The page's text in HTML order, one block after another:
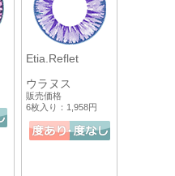
Etia.Reflet
ウラヌス
販売価格
6枚入り：1,958円